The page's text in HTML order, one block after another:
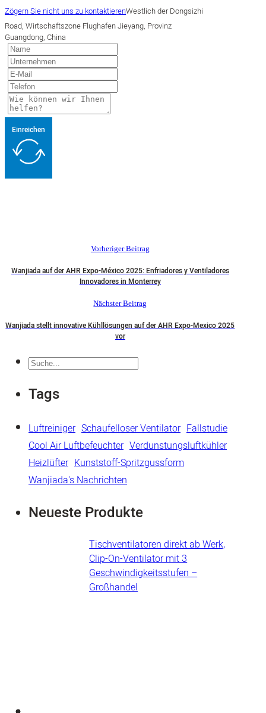
Zögern Sie nicht uns zu kontaktierenWestlich der Dongsizhi
Road, Wirtschaftszone Flughafen Jieyang, Provinz
Guangdong, China
Einreichen
Vorheriger Beitrag
Wanjiada auf der AHR Expo-México 2025: Enfriadores y Ventiladores
Innovadores in Monterrey
Nächster Beitrag
Wanjiada stellt innovative Kühllösungen auf der AHR Expo-Mexico 2025
vor
Suche
Tags
Luftreiniger Schaufelloser Ventilator Fallstudie
Cool Air Luftbefeuchter Verdunstungsluftkühler
Heizlüfter Kunststoff-Spritzgussform
Wanjiada's Nachrichten
Neueste Produkte
Tischventilatoren direkt ab Werk,
Clip-On-Ventilator mit 3
Geschwindigkeitsstufen –
Großhandel